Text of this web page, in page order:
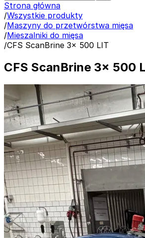
Strona główna
/Wszystkie produkty
/Maszyny do przetwórstwa mięsa
/Mieszalniki do mięsa
/CFS ScanBrine 3x 500 LIT
CFS ScanBrine 3x 500